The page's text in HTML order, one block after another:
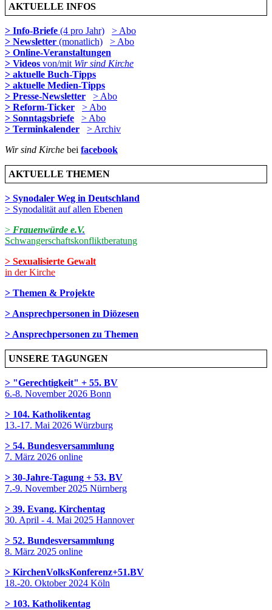
AKTUELLE INFOS
> Info-Briefe (4 pro Jahr)
> Abo
> Newsletter (monatlich)
> Abo
> Online-Veranstaltungen
> Videos von/mit Wir sind Kirche
> aktuelle Buch-Tipps
> aktuelle Medien-Tipps
> Presse-Newsletter
> Abo
> Reform-Ticker
> Abo
> Sonntagsbriefe
> Abo
> Terminkalender
> Archiv
Wir sind Kirche bei facebook
AKTUELLE THEMEN
> Synodaler Weg in Deutschland
> Synodalität auf allen Ebenen
> Frauenwürde e.V.
Schwangerschaftskonfliktberatung
> Sexualisierte Gewalt
in der Kirche
> Themen & Projekte
> Ansprechpersonen in Diözesen
> Ansprechpersonen zu Themen
UNSERE TAGUNGEN
> "Gerechtigkeit" + 55. BV
6.-8. November 2026 Bonn
> 104. Katholikentag
13.-17. Mai 2026 Würzburg
> 54. Bundesversammlung
7. März 2026 online
> 30-Jahre-Tagung + 53. BV
7.-9. November 2025 Nürnberg
> 39. Evang. Kirchentag
30. April - 4. Mai 2025 Hannover
> 52. Bundesversammlung
8. März 2025 online
> KirchenVolksKonferenz+51.BV
18.-20. Oktober 2024 Köln
> 103. Katholikentag